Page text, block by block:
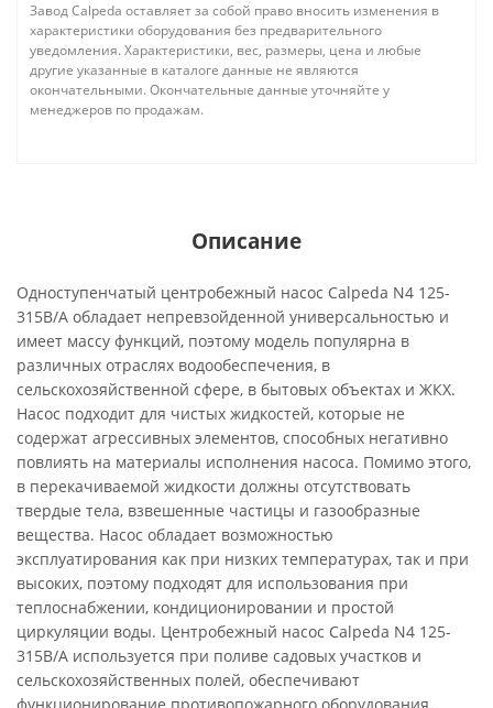
Завод Calpeda оставляет за собой право вносить изменения в
характеристики оборудования без предварительного
уведомления. Характеристики, вес, размеры, цена и любые
другие указанные в каталоге данные не являются
окончательными. Окончательные данные уточняйте у
менеджеров по продажам.
Описание
Одноступенчатый центробежный насос Calpeda N4 125-
315B/A обладает непревзойденной универсальностью и
имеет массу функций, поэтому модель популярна в
различных отраслях водообеспечения, в
сельскохозяйственной сфере, в бытовых объектах и ЖКХ.
Насос подходит для чистых жидкостей, которые не
содержат агрессивных элементов, способных негативно
повлиять на материалы исполнения насоса. Помимо этого,
в перекачиваемой жидкости должны отсутствовать
твердые тела, взвешенные частицы и газообразные
вещества. Насос обладает возможностью
эксплуатирования как при низких температурах, так и при
высоких, поэтому подходят для использования при
теплоснабжении, кондиционировании и простой
циркуляции воды. Центробежный насос Calpeda N4 125-
315B/A используется при поливе садовых участков и
сельскохозяйственных полей, обеспечивают